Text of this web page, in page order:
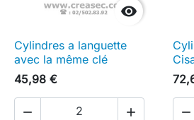

Cylindres a languette
avec la même clé
45,98 €
  